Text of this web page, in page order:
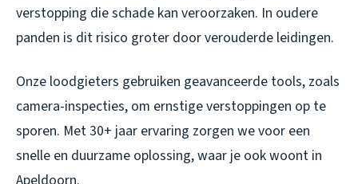
verstopping die schade kan veroorzaken. In oudere
panden is dit risico groter door verouderde leidingen.
Onze loodgieters gebruiken geavanceerde tools, zoals
camera-inspecties, om ernstige verstoppingen op te
sporen. Met 30+ jaar ervaring zorgen we voor een
snelle en duurzame oplossing, waar je ook woont in